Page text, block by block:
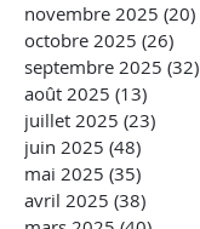
novembre 2025 (20)
octobre 2025 (26)
septembre 2025 (32)
août 2025 (13)
juillet 2025 (23)
juin 2025 (48)
mai 2025 (35)
avril 2025 (38)